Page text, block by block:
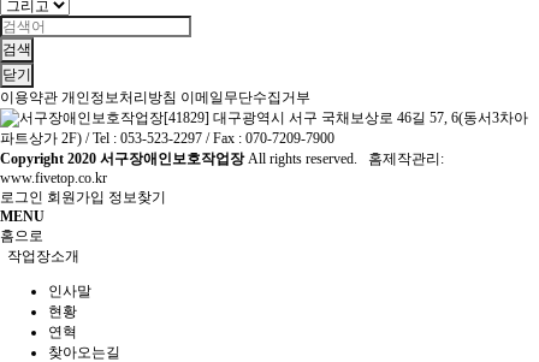
검색
닫기
이용약관 개인정보처리방침 이메일무단수집거부
[41829] 대구광역시 서구 국채보상로 46길 57, 6(동서3차아
파트상가 2F) / Tel : 053-523-2297 / Fax : 070-7209-7900
Copyright 2020 서구장애인보호작업장All rights reserved. 홈제작관리:
www.fivetop.co.kr
로그인 회원가입 정보찾기
MENU
홈으로
작업장소개
인사말
현황
연혁
찾아오는길